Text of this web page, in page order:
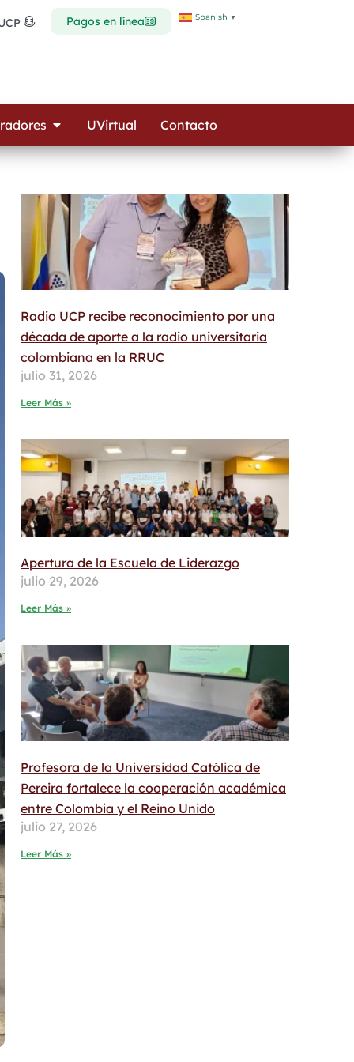
Pagos en línea Spanish ▼
Open Colaboradores
UVirtual Contacto
Radio UCP recibe reconocimiento por una
década de aporte a la radio universitaria
colombiana en la RRUC
julio 31, 2026
Leer Más »
Apertura de la Escuela de Liderazgo
julio 29, 2026
Leer Más »
Profesora de la Universidad Católica de
Pereira fortalece la cooperación académica
entre Colombia y el Reino Unido
julio 27, 2026
Leer Más »